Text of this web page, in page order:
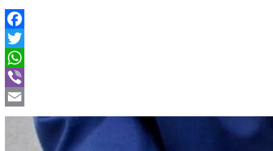
Facebook
Twitter
WhatsApp
Viber
Email